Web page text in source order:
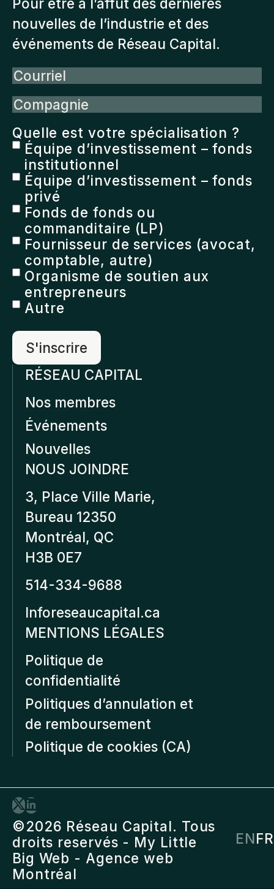
nouvelles de l’industrie et des
événements de Réseau Capital.
Courriel
Compagnie
Quelle est votre spécialisation ?
Équipe d’investissement – fonds
institutionnel
Équipe d’investissement – fonds
privé
Fonds de fonds ou
commanditaire (LP)
Fournisseur de services (avocat,
comptable, autre)
Organisme de soutien aux
entrepreneurs
Autre
RÉSEAU CAPITAL
Nos membres
Événements
Nouvelles
NOUS JOINDRE
3, Place Ville Marie,
Bureau 12350
Montréal, QC
H3B 0E7
514-334-9688
Inforeseaucapital.ca
MENTIONS LÉGALES
Politique de
confidentialité
Politiques d’annulation et
de remboursement
Politique de cookies (CA)
©2026 Réseau Capital. Tous
droits reservés - My Little
Big Web - Agence web
Montréal
ENFR